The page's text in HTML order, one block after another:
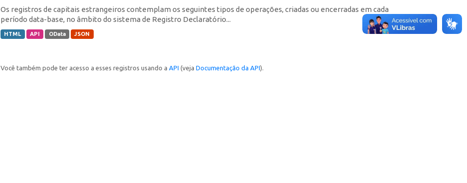
Os registros de capitais estrangeiros contemplam os seguintes tipos de operações, criadas ou encerradas em cada
período data-base, no âmbito do sistema de Registro Declaratório...
HTML API OData JSON
Você também pode ter acesso a esses registros usando a API (veja Documentação da API).